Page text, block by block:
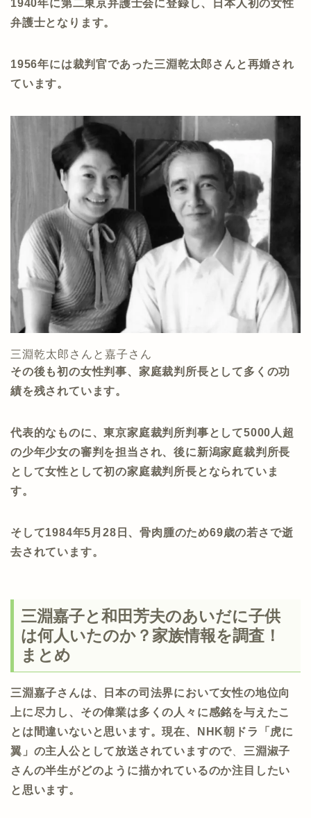
1940年に第二東京弁護士会に登録し、日本人初の女性
弁護士となります。
1956年には裁判官であった三淵乾太郎さんと再婚され
ています。
三淵乾太郎さんと嘉子さん
その後も初の女性判事、家庭裁判所長として多くの功
績を残されています。
代表的なものに、東京家庭裁判所判事として5000人超
の少年少女の審判を担当され、後に新潟家庭裁判所長
として女性として初の家庭裁判所長となられていま
す。
そして1984年5月28日、骨肉腫のため69歳の若さで逝
去されています。
三淵嘉子と和田芳夫のあいだに子供
は何人いたのか？家族情報を調査！
まとめ
三淵嘉子さんは、日本の司法界において女性の地位向
上に尽力し、その偉業は多くの人々に感銘を与えたこ
とは間違いないと思います。現在、NHK朝ドラ「虎に
翼」の主人公として放送されていますので
三淵淑子
さんの半生がどのように描かれているのか注目したい
と思います。